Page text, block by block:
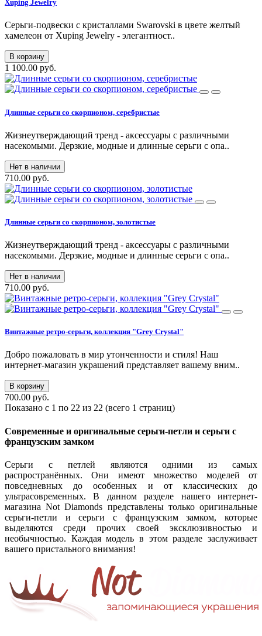
Xuping Jewelry
Серьги-подвески с кристаллами Swarovski в цвете желтый
хамелеон от Xuping Jewelry - элегантност..
В корзину
1 100.00 руб.
Длинные серьги со скорпионом, серебристые
Жизнеутверждающий тренд - аксессуары с различными
насекомыми. Дерзкие, модные и длинные серьги с опа..
Нет в наличии
710.00 руб.
Длинные серьги со скорпионом, золотистые
Жизнеутверждающий тренд - аксессуары с различными
насекомыми. Дерзкие, модные и длинные серьги с опа..
Нет в наличии
710.00 руб.
Винтажные ретро-серьги, коллекция "Grey Crystal"
Добро пожаловать в мир утонченности и стиля! Наш
интернет-магазин украшений представляет вашему вним..
В корзину
700.00 руб.
Показано с 1 по 22 из 22 (всего 1 страниц)
Современные и оригинальные серьги-петли и серьги с
французским замком
Серьги с петлей являются одними из самых
распространённых. Они имеют множество моделей от
повседневных до особенных и от классических до
ультрасовременных. В данном разделе нашего интернет-
магазина Not Diamonds представлены только оригинальные
серьги-петли и серьги с французским замком, которые
выделяются среди прочих своей эксклюзивностью и
необычностью. Каждая модель в этом разделе заслуживает
вашего пристального внимания!